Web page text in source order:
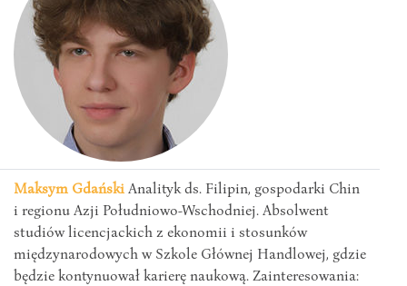
Maksym Gdański Analityk ds. Filipin, gospodarki Chin
i regionu Azji Południowo-Wschodniej. Absolwent
studiów licencjackich z ekonomii i stosunków
międzynarodowych w Szkole Głównej Handlowej, gdzie
będzie kontynuował karierę naukową. Zainteresowania: